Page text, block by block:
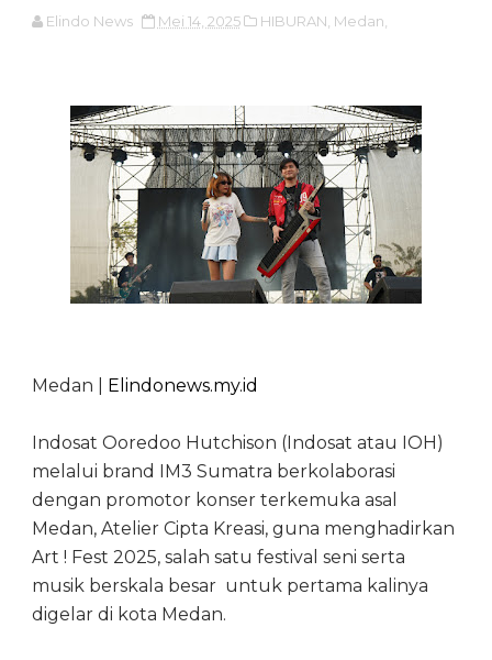
Elindo News Mei 14, 2025 HIBURAN, Medan,
Medan | Elindonews.my.id
Indosat Ooredoo Hutchison (Indosat atau IOH)
melalui brand IM3 Sumatra berkolaborasi
dengan promotor konser terkemuka asal
Medan, Atelier Cipta Kreasi, guna menghadirkan
Art ! Fest 2025, salah satu festival seni serta
musik berskala besar untuk pertama kalinya
digelar di kota Medan.